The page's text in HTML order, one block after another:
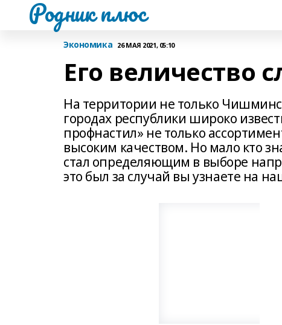
Родник плюс
Экономика 26 МАЯ 2021, 05:10
Его величество
На территории не только
городах республики широко
профнастил» не только
высоким качеством. Но мало кто
стал определяющим в выборе
это был за случай вы узнаете на